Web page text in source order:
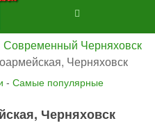
Современный Черняховск
Черняховск
- Самые популярные
Черняховск